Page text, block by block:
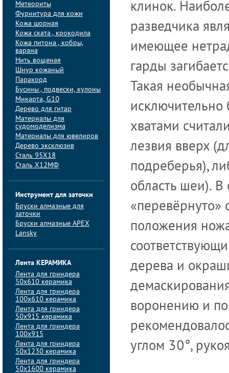
Метеориты
Фурнитура для кожи
Кожа шорная
Кожа ската , крокодила
Кожа питона , кобры,
варана
Нить вощеная
Шнур кожаный
Паракорд
Бусины , подвески, кулоны
Микарта, G10
Дерево для гитар
Материалы для
судомоделизма
Материалы для ювелиров
Дерево эксклюзив
Сталь 95Х18
Сталь Х12МФ
Инструмент для заточки
Бруски алмазные для
заточки
Бруски алмазные APEX
Lansky
Лента КЕРАМИКА
Лента для гриндера
50х610 керамика
Лента для гриндера
100х610 керамика
Лента для гриндера
50х915 керамика
Лента для гриндера
100х915
Лента для гриндера
50х1230 керамика
Лента для гриндера
50х1600 керамика
клинок.
разведчика
имеющее
гарды
Такая
хватами
лезвия вверх
подреберья),
область шеи). В
«перевёрнуто»
положения
дерева и
воронению и
углом 30°,